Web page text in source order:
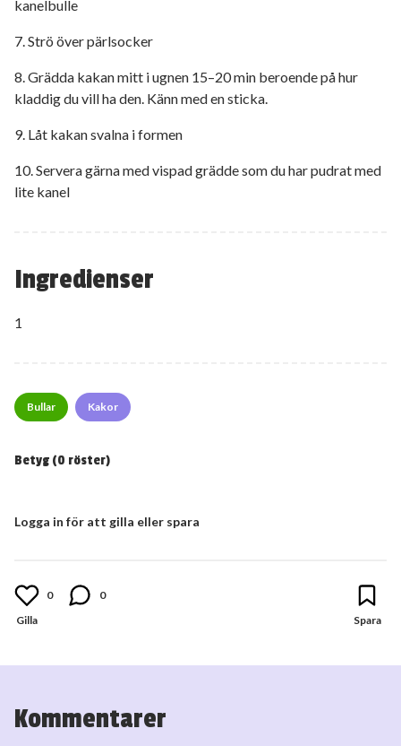
Ingredienser
1
kanelbulle
7. Strö över pärlsocker
8. Grädda kakan mitt i ugnen 15–20 min beroende på hur
kladdig du vill ha den. Känn med en sticka.
9. Låt kakan svalna i formen
10. Servera gärna med vispad grädde som du har pudrat med
lite kanel
Bullar Kakor
Betyg (0 röster)
Logga in för att gilla eller spara
0 0
Kommentarer